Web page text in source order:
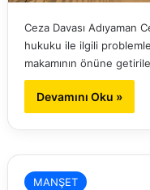
Ceza Davası Adıyaman
hukuku ile ilgili
makamının önüne
Devamını Oku »
MANŞET